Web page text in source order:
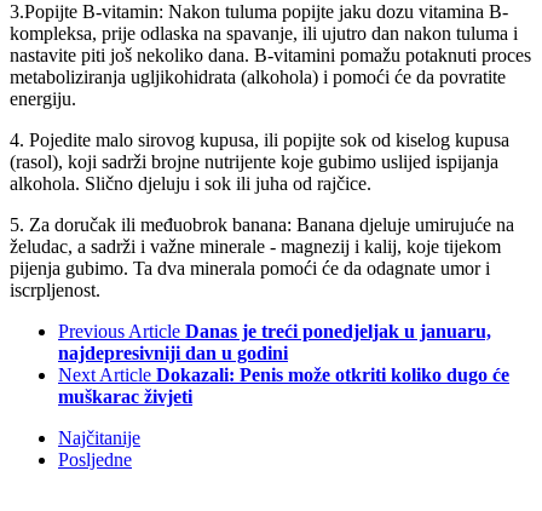
3.Popijte B-vitamin: Nakon tuluma popijte jaku dozu vitamina B-
kompleksa, prije odlaska na spavanje, ili ujutro dan nakon tuluma i
nastavite piti još nekoliko dana. B-vitamini pomažu potaknuti proces
metaboliziranja ugljikohidrata (alkohola) i pomoći će da povratite
energiju.
4. Pojedite malo sirovog kupusa, ili popijte sok od kiselog kupusa
(rasol), koji sadrži brojne nutrijente koje gubimo uslijed ispijanja
alkohola. Slično djeluju i sok ili juha od rajčice.
5. Za doručak ili međuobrok banana: Banana djeluje umirujuće na
želudac, a sadrži i važne minerale - magnezij i kalij, koje tijekom
pijenja gubimo. Ta dva minerala pomoći će da odagnate umor i
iscrpljenost.
Previous Article Danas je treći ponedjeljak u januaru,
najdepresivniji dan u godini
Next Article Dokazali: Penis može otkriti koliko dugo će
muškarac živjeti
Najčitanije
Posljedne